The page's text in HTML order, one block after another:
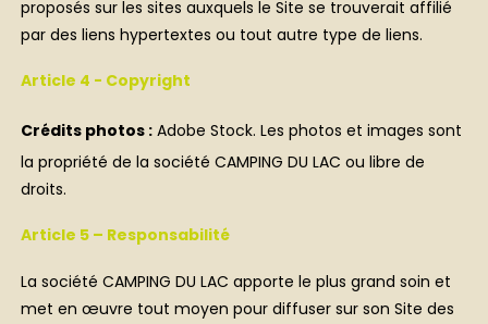
proposés sur les sites auxquels le Site se trouverait affilié
par des liens hypertextes ou tout autre type de liens.
Article 4 - Copyright
Crédits photos :Adobe Stock. Les photos et images sont
la propriété de la société CAMPING DU LAC ou libre de
droits.
Article 5 – Responsabilité
La société CAMPING DU LAC apporte le plus grand soin et
met en œuvre tout moyen pour diffuser sur son Site des